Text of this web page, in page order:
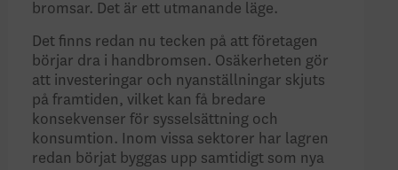
bromsar. Det är ett utmanande läge.
Det finns redan nu tecken på att företagen
börjar dra i handbromsen. Osäkerheten gör
att investeringar och nyanställningar skjuts
på framtiden, vilket kan få bredare
konsekvenser för sysselsättning och
konsumtion. Inom vissa sektorer har lagren
redan börjat byggas upp samtidigt som nya